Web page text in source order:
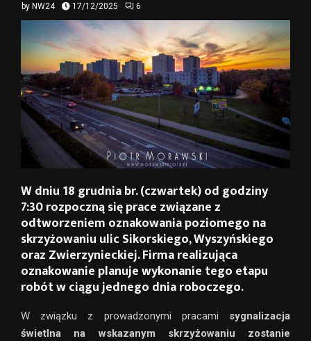
by NW24 17/12/2025 6
W dniu 18 grudnia br. (czwartek)od godziny
7:30rozpoczną się prace związane z
odtworzeniem oznakowania poziomego na
skrzyżowaniu ulic Sikorskiego, Wyszyńskiego
oraz Zwierzynieckiej. Firma realizująca
oznakowanie planuje wykonanie tego etapu
robót w ciągujednego dnia roboczego.
W związku z prowadzonymi pracami sygnalizacja
świetlna na wskazanym skrzyżowaniu zostanie